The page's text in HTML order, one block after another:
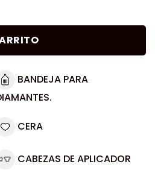
BANDEJA PARA
CERA
CABEZAS DE APLICADOR